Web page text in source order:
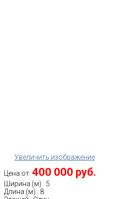
Увеличить изображение
Цена от: 400 000 руб.
Ширина (м) : 5
Длина (м) : 8